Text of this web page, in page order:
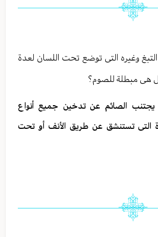
وغیره التی توضع تحت اللسان لعدة
هی مبطلة للصوم؟
یجتنب الصائم عن تدخین جمیع أنواع
التی تستنشق عن طریق الأنف أو تحت